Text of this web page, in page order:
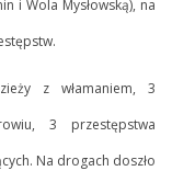
i Wola Mysłowską), na
z włamaniem, 3
3 przestępstwa
Na drogach doszło